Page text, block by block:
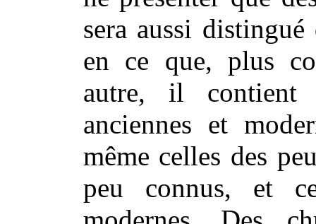
sera aussi
en ce que, plus
autre, il contient
anciennes et
même celles des
peu connus, et